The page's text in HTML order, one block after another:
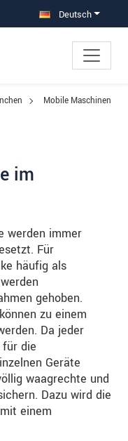
Deutsch
Mobile Maschinen
im
werden immer
Für
häufig als
gehoben.
zu einem
Da jeder
für die
Geräte
waagrechte und
Dazu wird die
einem